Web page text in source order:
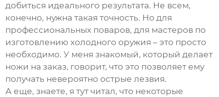
добиться идеального результата. Не всем,
конечно, нужна такая точность. Но для
профессиональных поваров, для мастеров по
изготовлению холодного оружия – это просто
необходимо. У меня знакомый, который делает
ножи на заказ, говорит, что это позволяет ему
получать невероятно острые лезвия.
А еще, знаете, я тут читал, что некоторые